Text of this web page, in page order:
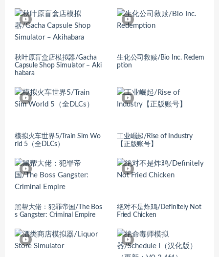
秋叶原盲盒店模拟器/Gacha
Capsule Shop Simulator – Aki
habara
生化公司救赎/Bio Inc. Redem
ption
模拟火车世界5/Train Sim Wo
rld 5（全DLCs）
工业崛起/Rise of Industry
【正版账号】
黑帮大佬：犯罪帝国/The Bos
s Gangster: Criminal Empire
绝对不是炸鸡/Definitely Not
Fried Chicken